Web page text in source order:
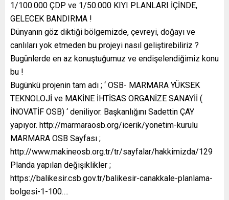
1/100.000 ÇDP ve 1/50.000 KIYI PLANLARI İÇİNDE,
GELECEK BANDIRMA !
Dünyanın göz diktiği bölgemizde, çevreyi, doğayı ve
canlıları yok etmeden bu projeyi nasıl geliştirebiliriz ?
Bugünlerde en az konuştuğumuz ve endişelendiğimiz konu
bu !
Bugünkü projenin tam adı ; ‘ OSB- MARMARA YÜKSEK
TEKNOLOJİ ve MAKİNE İHTİSAS ORGANİZE SANAYİİ (
İNOVATİF OSB) ‘ deniliyor. Başkanlığını Sadettin ÇAY
yapıyor. http://marmaraosb.org/icerik/yonetim-kurulu
MARMARA OSB Sayfası ;
http://www.makineosb.org.tr/tr/sayfalar/hakkimizda/129
Planda yapılan değişiklikler ;
https://balikesir.csb.gov.tr/balikesir-canakkale-planlama-
bolgesi-1-100….